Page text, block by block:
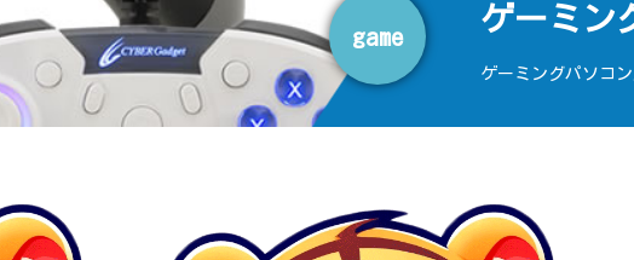
ゲーミン
ゲーミングパソコ
game